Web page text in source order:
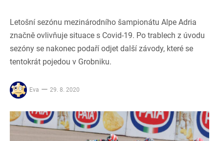
Letošní sezónu mezinárodního šampionátu Alpe Adria
značně ovlivňuje situace s Covid-19. Po trablech z úvodu
sezóny se nakonec podaří odjet další závody, které se
tentokrát pojedou v Grobniku.
Eva 29. 8. 2020